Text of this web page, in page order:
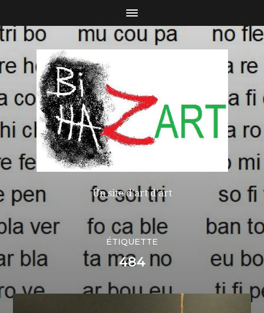
Un site d'art d'art
ÉTIQUETTE
484